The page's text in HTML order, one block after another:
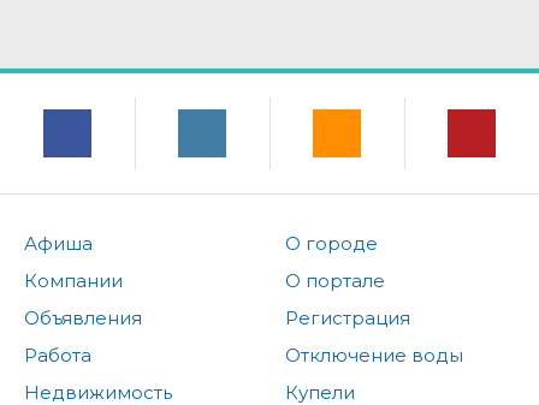
Афиша
Компании
Объявления
Работа
Недвижимость
О городе
О портале
Регистрация
Отключение воды
Купели